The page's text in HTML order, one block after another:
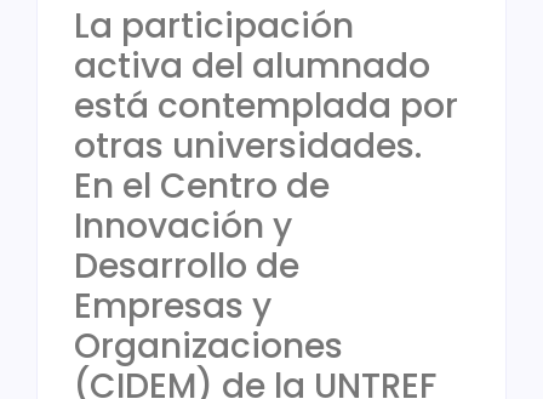
La participación
activa del alumnado
está contemplada por
otras universidades.
En el Centro de
Innovación y
Desarrollo de
Empresas y
Organizaciones
(CIDEM) de la UNTREF